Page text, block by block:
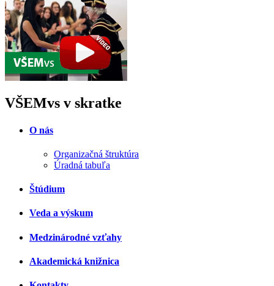
VŠEMvs v skratke
O nás
Organizačná štruktúra
Úradná tabuľa
Štúdium
Veda a výskum
Medzinárodné vzťahy
Akademická knižnica